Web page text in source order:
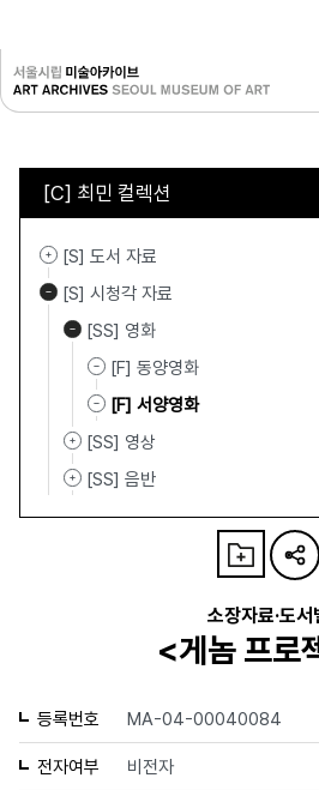
[C] 최민 컬렉션
[S] 도서 자료
[S] 시청각 자료
[SS] 영화
[F] 동양영화
[F] 서양영화
[SS] 영상
[SS] 음반
소장자료·도서
<게놈 프로
등록번호 MA-04-00040084
전자여부 비전자